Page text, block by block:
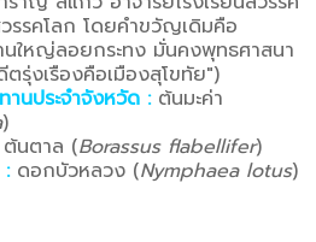
รรคโลก โดยคำขวัญเดิมคือ
นใหญ่ลอยกระทง มั่นคงพุทธศาสนา
รุ่งเรืองคือเมืองสุโขทัย")
านประจำจังหวัด :ต้นมะค่า
)
นตาล (Borassus flabellifer)
:ดอกบัวหลวง (Nymphaea lotus)